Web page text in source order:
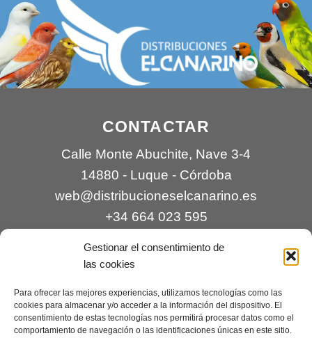
Gestionar el consentimiento de
las cookies
Para ofrecer las mejores experiencias, utilizamos tecnologías como las
cookies para almacenar y/o acceder a la información del dispositivo. El
consentimiento de estas tecnologías nos permitirá procesar datos como el
comportamiento de navegación o las identificaciones únicas en este sitio.
CONTACTAR
Calle Monte Abuchite, Nave 3-4
14880 - Luque - Córdoba
web@distribucioneselcanarino.es
+34 664 023 595